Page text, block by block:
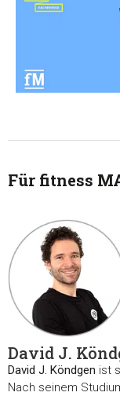
Für fitness
David J.
David J. Köndgen ist
Nach seinem